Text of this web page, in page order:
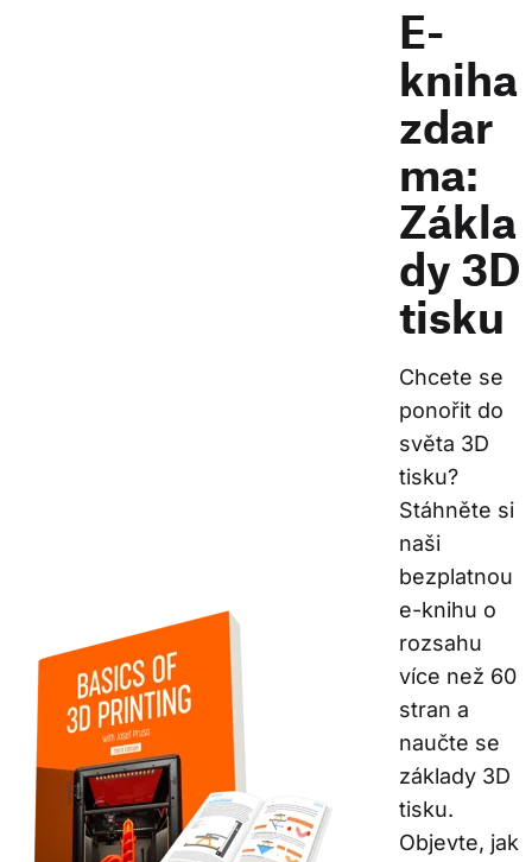
E-
kniha
zdar
ma:
Zákla
dy 3D
tisku
Chcete se
ponořit do
světa 3D
tisku?
Stáhněte si
naši
bezplatnou
e-knihu o
rozsahu
více než 60
stran a
naučte se
základy 3D
tisku.
Objevte, jak